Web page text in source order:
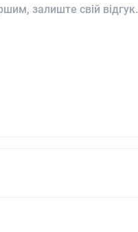
залиште свій відгук.